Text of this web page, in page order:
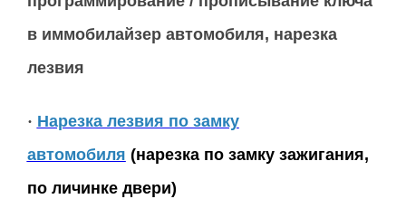
в иммобилайзер автомобиля, нарезка
лезвия
· Нарезка лезвия по замку
автомобиля (нарезка по замку зажигания,
по личинке двери)